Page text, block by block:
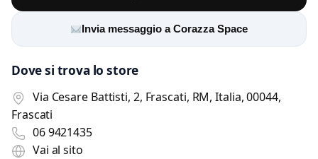
Invia messaggio a Corazza Space
Dove si trova lo store
Via Cesare Battisti, 2, Frascati, RM, Italia, 00044,
Frascati
06 9421435
Vai al sito